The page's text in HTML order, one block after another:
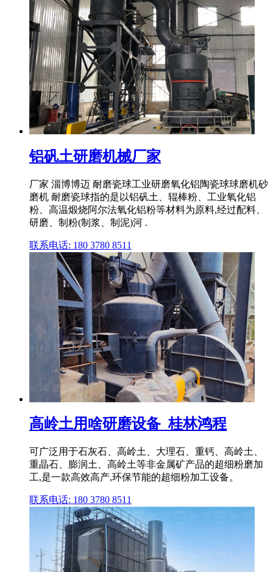
铝矾土研磨机械厂家
厂家 淄博博迈 耐磨瓷球工业研磨氧化铝陶瓷球球磨机砂
磨机 耐磨瓷球指的是以铝矾土、辊棒粉、工业氧化铝
粉、高温煅烧阿尔法氧化铝粉等材料为原料,经过配料、
研磨、制粉(制浆、制泥)河 .
联系电话: 180 3780 8511
高岭土用啥研磨设备_桂林鸿程
可广泛用于石灰石、高岭土、大理石、重钙、高岭土、
重晶石、膨润土、高岭土等非金属矿产品的超细粉磨加
工,是一款高效高产,环保节能的超细粉加工设备。
联系电话: 180 3780 8511